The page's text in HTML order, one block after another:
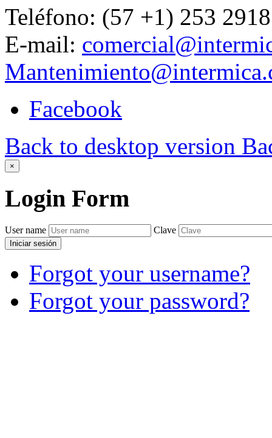
Teléfono: (57 +1) 253
E-mail:
Facebook
Back to desktop version
×
Login Form
User name Clave
Iniciar sesión
Forgot your username?
Forgot your password?